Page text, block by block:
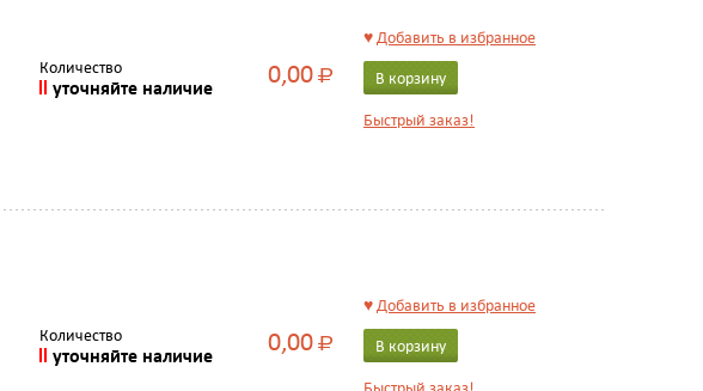
Количество
уточняйте наличие 0,00Р
♥Добавить в избранное
В корзину
Быстрый заказ!
Количество
уточняйте наличие 0,00Р
♥Добавить в избранное
В корзину